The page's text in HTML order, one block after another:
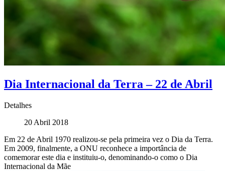
Dia Internacional da Terra – 22 de Abril
Detalhes
20 Abril 2018
Em 22 de Abril 1970 realizou-se pela primeira vez o Dia da Terra.
Em 2009, finalmente, a ONU reconhece a importância de
comemorar este dia e instituiu-o, denominando-o como o Dia
Internacional da Mãe